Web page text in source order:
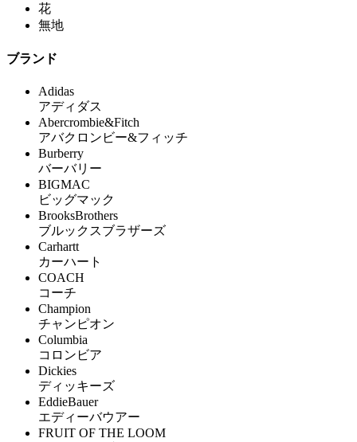
花
無地
ブランド
Adidas
アディダス
Abercrombie&Fitch
アバクロンビー&フィッチ
Burberry
バーバリー
BIGMAC
ビッグマック
BrooksBrothers
ブルックスブラザーズ
Carhartt
カーハート
COACH
コーチ
Champion
チャンピオン
Columbia
コロンビア
Dickies
ディッキーズ
EddieBauer
エディーバウアー
FRUIT OF THE LOOM